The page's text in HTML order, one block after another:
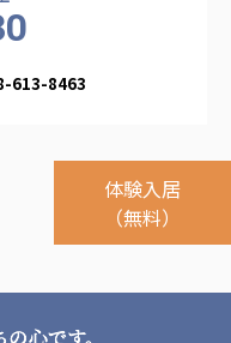
613-8463
体験入居
（無料）